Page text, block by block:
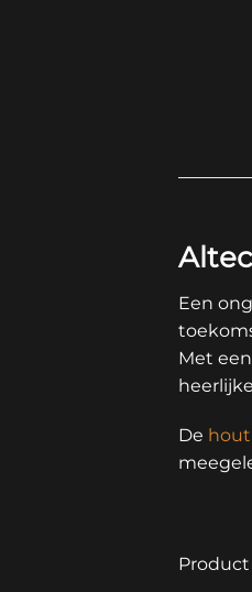
Een
Met
De